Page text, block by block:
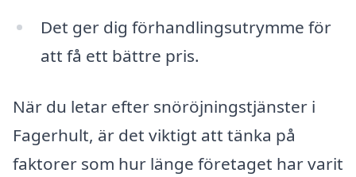
Det ger dig förhandlingsutrymme för
att få ett bättre pris.
När du letar efter snöröjningstjänster i
Fagerhult, är det viktigt att tänka på
faktorer som hur länge företaget har varit